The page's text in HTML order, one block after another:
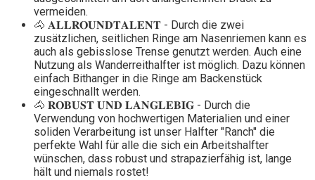
vermeiden.
🐴 𝐀𝐋𝐋𝐑𝐎𝐔𝐍𝐃𝐓𝐀𝐋𝐄𝐍𝐓 - Durch die zwei
zusätzlichen, seitlichen Ringe am Nasenriemen kann es
auch als gebisslose Trense genutzt werden. Auch eine
Nutzung als Wanderreithalfter ist möglich. Dazu können
einfach Bithanger in die Ringe am Backenstück
eingeschnallt werden.
🐴 𝐑𝐎𝐁𝐔𝐒𝐓 𝐔𝐍𝐃 𝐋𝐀𝐍𝐆𝐋𝐄𝐁𝐈𝐆 - Durch die
Verwendung von hochwertigen Materialien und einer
soliden Verarbeitung ist unser Halfter "Ranch" die
perfekte Wahl für alle die sich ein Arbeitshalfter
wünschen, dass robust und strapazierfähig ist, lange
hält und niemals rostet!